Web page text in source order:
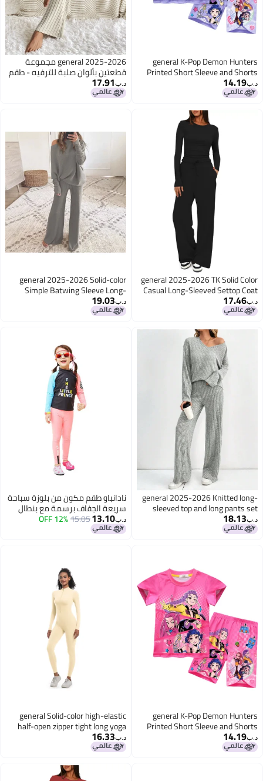
general K-Pop Demon Hunters
Printed Short Sleeve and Shorts
Set Multiple Sizes Soft Breathable
Casual Loungewear Tracksuit for
د.ب‏14.19
general 2025-2026 مجموعة
قطعتين بألوان صلبة للترفيه - طقم
قميص بأكمام طويلة قصيرة
الأكمام مربوط من الأمام وبنطلون
د.ب‏17.91
general 2025-2026 TK Solid Color
Casual Long-Sleeved Settop Coat
High-Waisted Wide-Fitting Pants
Sports Outfit
د.ب‏17.46
general 2025-2026 Solid-color
Simple Batwing Sleeve Long-
Sleeved Drawstring High-Waist
Wide-Fit Long Pants Knitted Two-
د.ب‏19.03
general 2025-2026 Knitted long-
sleeved top and long pants set
د.ب‏18.13
نادانباو طقم مكون من بلوزة سباحة
سريعة الجفاف برسمة مع بنطال
الأسود/ الوردي/ الأزرق
د.ب‏13.10
15.05
12% OFF
general K-Pop Demon Hunters
Printed Short Sleeve and Shorts
Set Multiple Sizes Soft Breathable
Casual Loungewear Tracksuit for
د.ب‏14.19
general Solid-color high-elastic
half-open zipper tight long yoga
suit for fitness, running and
sports, one-piece garment
د.ب‏16.33